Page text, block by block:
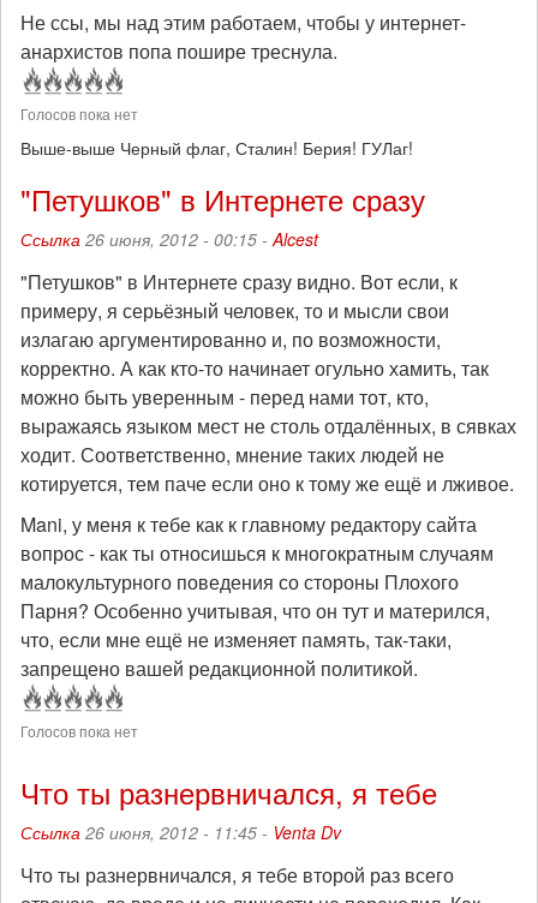
Не ссы, мы над этим работаем, чтобы у интернет-
анархистов попа пошире треснула.
Голосов пока нет
Выше-выше Черный флаг, Сталин! Берия! ГУЛаг!
"Петушков" в Интернете сразу
Ссылка 26 июня, 2012 - 00:15 -Alcest
"Петушков" в Интернете сразу видно. Вот если, к
примеру, я серьёзный человек, то и мысли свои
излагаю аргументированно и, по возможности,
корректно. А как кто-то начинает огульно хамить, так
можно быть уверенным - перед нами тот, кто,
выражаясь языком мест не столь отдалённых, в сявках
ходит. Соответственно, мнение таких людей не
котируется, тем паче если оно к тому же ещё и лживое.
Mani, у меня к тебе как к главному редактору сайта
вопрос - как ты относишься к многократным случаям
малокультурного поведения со стороны Плохого
Парня? Особенно учитывая, что он тут и матерился,
что, если мне ещё не изменяет память, так-таки,
запрещено вашей редакционной политикой.
Голосов пока нет
Что ты разнервничался, я тебе
Ссылка 26 июня, 2012 - 11:45 - Venta Dv
Что ты разнервничался, я тебе второй раз всего